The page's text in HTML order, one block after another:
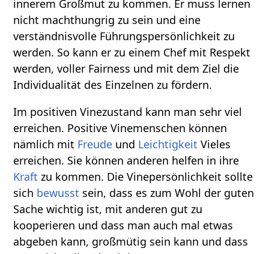
innerem Großmut zu kommen. Er muss lernen
nicht machthungrig zu sein und eine
verständnisvolle Führungspersönlichkeit zu
werden. So kann er zu einem Chef mit Respekt
werden, voller Fairness und mit dem Ziel die
Individualität des Einzelnen zu fördern.
Im positiven Vinezustand kann man sehr viel
erreichen. Positive Vinemenschen können
nämlich mit Freude und Leichtigkeit Vieles
erreichen. Sie können anderen helfen in ihre
Kraft zu kommen. Die Vinepersönlichkeit sollte
sich bewusst sein, dass es zum Wohl der guten
Sache wichtig ist, mit anderen gut zu
kooperieren und dass man auch mal etwas
abgeben kann, großmütig sein kann und dass